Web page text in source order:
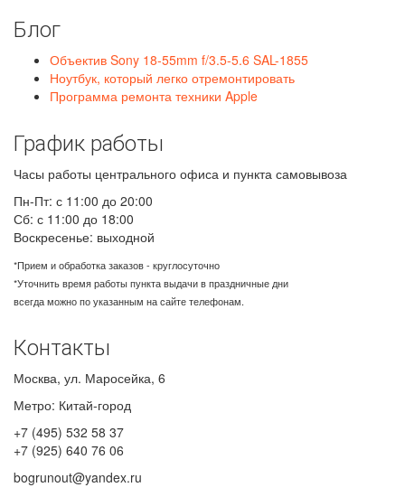
Блог
Объектив Sony 18-55mm f/3.5-5.6 SAL-1855
Ноутбук, который легко отремонтировать
Программа ремонта техники Apple
График работы
Часы работы центрального офиса и пункта самовывоза
Пн-Пт: с 11:00 до 20:00
Сб: с 11:00 до 18:00
Воскресенье: выходной
*Прием и обработка заказов - круглосуточно
*Уточнить время работы пункта выдачи в праздничные дни
всегда можно по указанным на сайте телефонам.
Контакты
Москва, ул. Маросейка, 6
Метро: Китай-город
+7 (495) 532 58 37
+7 (925) 640 76 06
bogrunout@yandex.ru